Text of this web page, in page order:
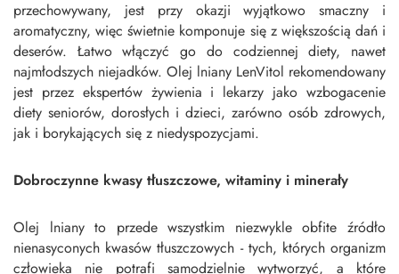
przechowywany, jest przy okazji wyjątkowo smaczny i
aromatyczny, więc świetnie komponuje się z większością dań i
deserów. Łatwo włączyć go do codziennej diety, nawet
najmłodszych niejadków. Olej lniany LenVitol rekomendowany
jest przez ekspertów żywienia i lekarzy jako wzbogacenie
diety seniorów, dorosłych i dzieci, zarówno osób zdrowych,
jak i borykających się z niedyspozycjami.
Dobroczynne kwasy tłuszczowe, witaminy i minerały
Olej lniany to przede wszystkim niezwykle obfite źródło
nienasyconych kwasów tłuszczowych - tych, których organizm
człowieka nie potrafi samodzielnie wytworzyć, a które